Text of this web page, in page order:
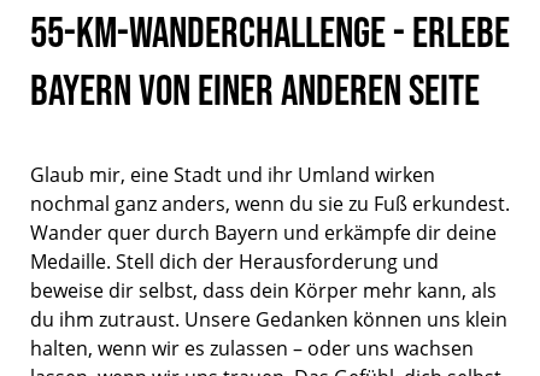
55-km-Wanderchallenge - Erlebe
Bayern von einer anderen Seite
Glaub mir, eine Stadt und ihr Umland wirken
nochmal ganz anders, wenn du sie zu Fuß erkundest.
Wander quer durch Bayern und erkämpfe dir deine
Medaille. Stell dich der Herausforderung und
beweise dir selbst, dass dein Körper mehr kann, als
du ihm zutraust. Unsere Gedanken können uns klein
halten, wenn wir es zulassen – oder uns wachsen